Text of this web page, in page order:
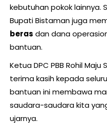
kebutuhan pokok lainnya.
Bupati Bistaman juga
beras dan dana
bantuan.
Ketua DPC PBB Rohil
terima kasih kepada
bantuan ini membawa
saudara-saudara kita
ujarnya.